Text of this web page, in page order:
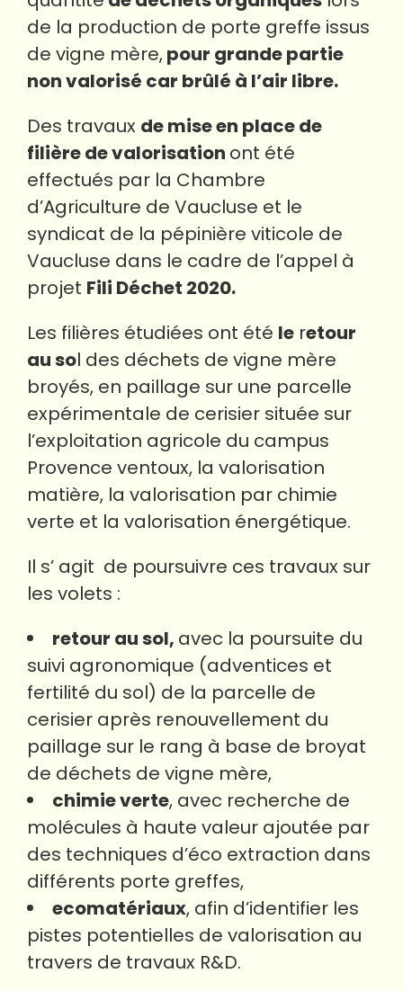
de la production de porte greffe issus
de vigne mère,pour grande partie
non valorisé car brûlé à l’air libre.
Des travaux de mise en place de
filière de valorisation ont été
effectués par la Chambre
d’Agriculture de Vaucluse et le
syndicat de la pépinière viticole de
Vaucluse dans le cadre de l’appel à
projet Fili Déchet 2020.
Les filières étudiées ont été le retour
au sol des déchets de vigne mère
broyés, en paillage sur une parcelle
expérimentale de cerisier située sur
l’exploitation agricole du campus
Provence ventoux, la valorisation
matière, la valorisation par chimie
verte et la valorisation énergétique.
Il s’ agit de poursuivre ces travaux sur
les volets :
retour au sol, avec la poursuite du
suivi agronomique (adventices et
fertilité du sol) de la parcelle de
cerisier après renouvellement du
paillage sur le rang à base de broyat
de déchets de vigne mère,
chimie verte, avec recherche de
molécules à haute valeur ajoutée par
des techniques d’éco extraction dans
différents porte greffes,
ecomatériaux, afin d’identifier les
pistes potentielles de valorisation au
travers de travaux R&D.